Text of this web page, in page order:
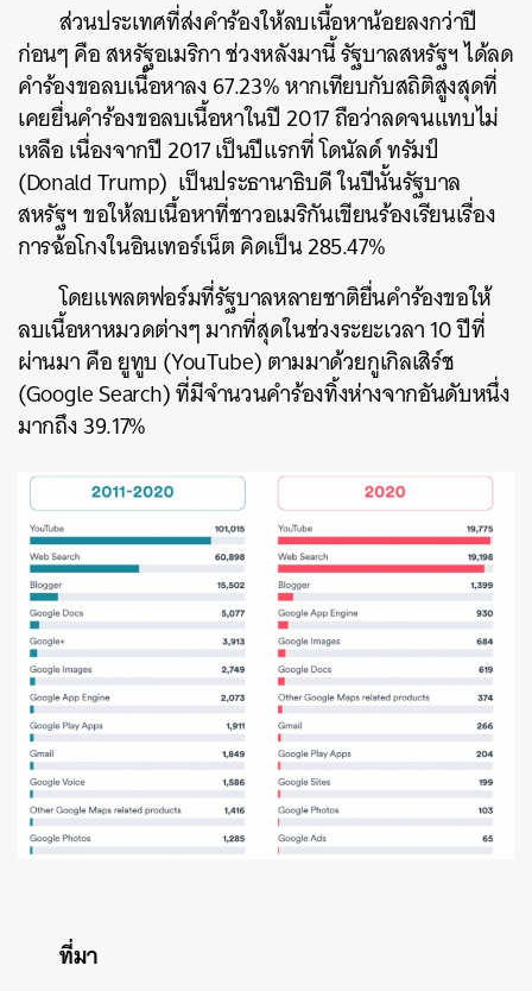
ส่วนประเทศที่ส่งคำร้องให้ลบเนื้อหาน้อยลงกว่าปี
ก่อนๆ คือ สหรัฐอเมริกา ช่วงหลังมานี้ รัฐบาลสหรัฐฯ ได้ลด
คำร้องขอลบเนื้อหาลง 67.23% หากเทียบกับสถิติสูงสุดที่
เคยยื่นคำร้องขอลบเนื้อหาในปี 2017 ถือว่าลดจนแทบไม่
เหลือ เนื่องจากปี 2017 เป็นปีแรกที่ โดนัลด์ ทรัมป์
(Donald Trump) เป็นประธานาธิบดี ในปีนั้นรัฐบาล
สหรัฐฯ ขอให้ลบเนื้อหาที่ชาวอเมริกันเขียนร้องเรียนเรื่อง
การฉ้อโกงในอินเทอร์เน็ต คิดเป็น 285.47%
โดยแพลตฟอร์มที่รัฐบาลหลายชาติยื่นคำร้องขอให้
ลบเนื้อหาหมวดต่างๆ มากที่สุดในช่วงระยะเวลา 10 ปีที่
ผ่านมา คือ ยูทูบ (YouTube) ตามมาด้วยกูเกิลเสิร์ช
(Google Search) ที่มีจำนวนคำร้องทิ้งห่างจากอันดับหนึ่ง
มากถึง 39.17%
ที่มา